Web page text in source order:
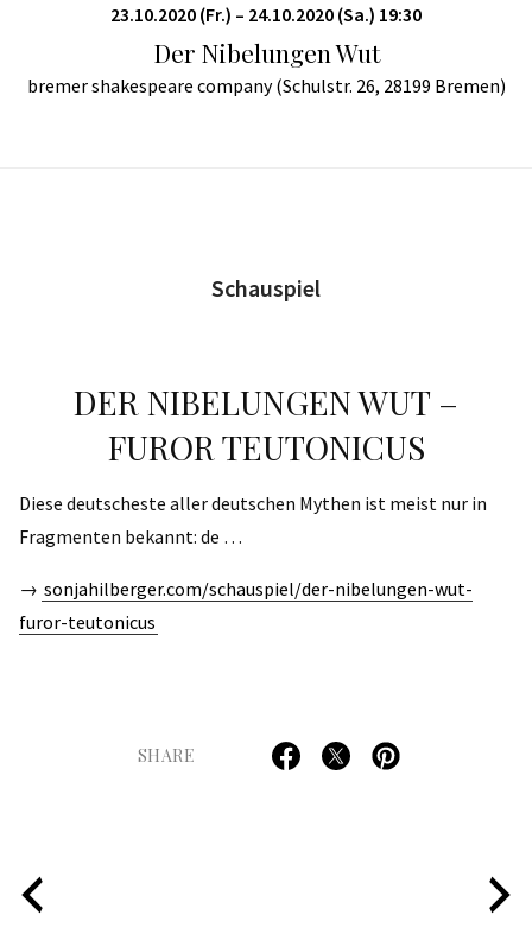
23.10.2020 (Fr.) – 24.10.2020 (Sa.) 19:30
Der Nibelungen Wut
bremer shakespeare company (Schulstr. 26, 28199 Bremen)
Schauspiel
DER NIBELUNGEN WUT –
FUROR TEUTONICUS
Diese deutscheste aller deutschen Mythen ist meist nur in
Fragmenten bekannt: de …
→ sonjahilberger.com/schauspiel/der-nibelungen-wut-
furor-teutonicus
SHARE